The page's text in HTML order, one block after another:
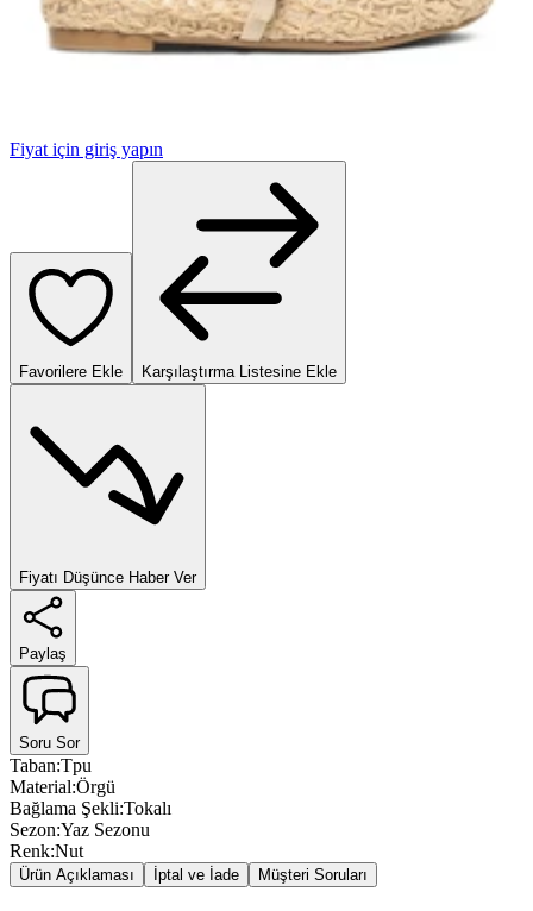
Fiyat için giriş yapın
Favorilere Ekle Karşılaştırma Listesine Ekle
Fiyatı Düşünce Haber Ver
Paylaş
Soru Sor
Taban:Tpu
Material:Örgü
Bağlama Şekli:Tokalı
Sezon:Yaz Sezonu
Renk:Nut
Ürün Açıklaması İptal ve İade Müşteri Soruları